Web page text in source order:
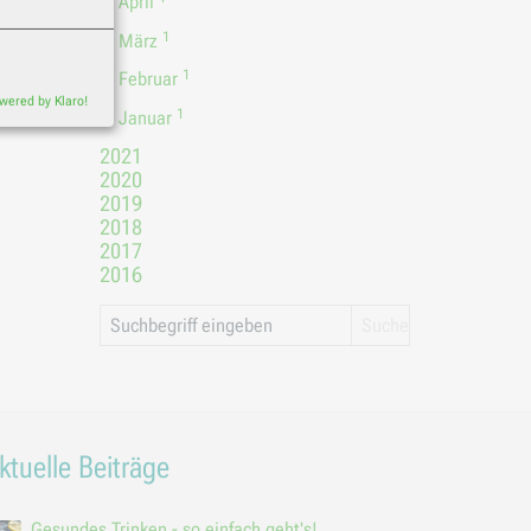
März 1
Februar 1
Januar 1
2021
2020
2019
2018
2017
2016
Beiträge
Standorts
Foundation)
Tiles
by Klaro!